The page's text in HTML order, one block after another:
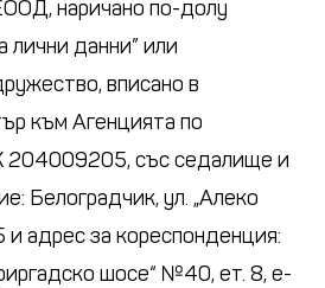
наричано по-долу
лични данни” или
вписано в
към Агенцията по
204009205, със седалище и
Белоградчик, ул. „Алеко
адрес за кореспонденция:
шосе“ №40, ет. 8, e-